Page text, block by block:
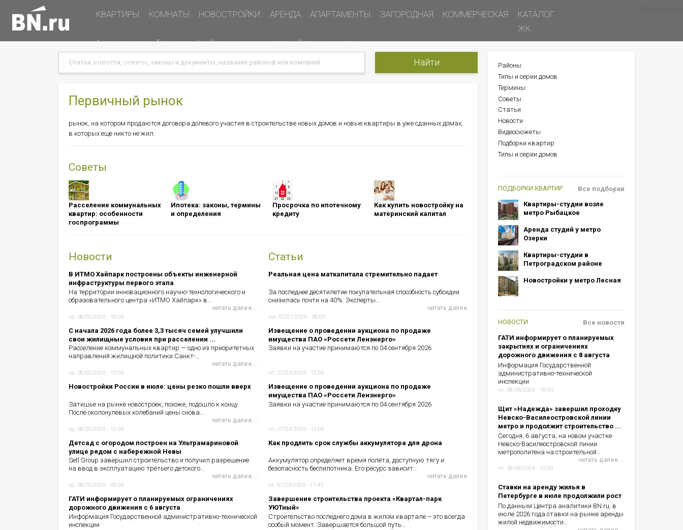
Основная
КВАРТИРЫ КОМНАТЫ НОВОСТРОЙКИ АРЕНДА АПАРТАМЕНТЫ ЗАГОРОДНАЯ КОММЕРЧЕСКАЯ
КАТАЛОГ
ЖК
Дополнительная
навигация
Акции и скидки База знаний Оценка недвижимости Статьи и новости
Меню
в
(справа)
Подать объявление
Search
Search
Первичный рынок
рынок, на котором продаются договора долевого участия в строительстве новых домов и новые квартиры в уже сданных домах,
в которых еще никто не жил.
Советы
Расселение коммунальных
квартир: особенности
госпрограммы
Ипотека: ​​​​​​​законы, термины
и определения
Просрочка по ипотечному
кредиту
Как купить новостройку на
материнский капитал
Новости
В ИТМО Хайпарк построены объекты инженерной
инфраструктуры первого этапа
На территории инновационного научно-технологического и
образовательного центра «ИТМО Хайпарк» в…
читать далее...
ср, 08/05/2026 - 18:00
С начала 2026 года более 3,3 тысяч семей улучшили
свои жилищные условия при расселении ...
Расселение коммунальных квартир — одно из приоритетных
направлений жилищной политики Санкт-…
читать далее...
ср, 08/05/2026 - 15:00
Новостройки России в июле: цены резко пошли вверх
Затишье на рынке новостроек, похоже, подошло к концу.
После околонулевых колебаний цены снова…
читать далее...
ср, 08/05/2026 - 12:00
Детсад с огородом построен на Ультрамариновой
улице рядом с набережной Невы
Setl Group завершил строительство и получил разрешение
на ввод в эксплуатацию третьего детского…
читать далее...
ср, 08/05/2026 - 09:00
ГАТИ информирует о планируемых ограничениях
дорожного движения с 6 августа
Информация Государственной административно-технической
инспекции
Статьи
Реальная цена маткапитала стремительно падает
За последнее десятилетие покупательная способность субсидии
снизилась почти на 40%. Эксперты…
читать далее
пн, 07/27/2026 - 08:00
Извещение о проведении аукциона по продаже
имущества ПАО «Россети Ленэнерго»
Заявки на участие принимаются по 04 сентября 2026
пт, 07/24/2026 - 12:00
Извещение о проведении аукциона по продаже
имущества ПАО «Россети Ленэнерго»
Заявки на участие принимаются по 04 сентября 2026
пт, 07/24/2026 - 12:00
Как продлить срок службы аккумулятора для дрона
Аккумулятор определяет время полёта, доступную тягу и
безопасность беспилотника. Его ресурс зависит…
читать далее
чт, 07/23/2026 - 11:45
Завершение строительства проекта «Квартал-парк
УЮТный»
Строительство последнего дома в жилом квартале – это всегда
особый момент. Завершается большой путь…
БОКОВОЕ
МЕНЮ
Районы
Типы и серии домов
Термины
Советы
Статьи
Новости
Видеосюжеты
Подборки квартир
Типы и серии домов
ПОДБОРКИ КВАРТИР
Квартиры-студии возле
метро Рыбацкое
Аренда студий у метро
Озерки
Квартиры-студии в
Петроградском районе
Новостройки у метро Лесная
Все подборки
НОВОСТИ
ГАТИ информирует о планируемых
закрытиях и ограничениях
дорожного движения с 8 августа
Информация Государственной
административно-технической
инспекции
чт, 08/06/2026 - 18:00
Щит «Надежда» завершил проходку
Невско-Василеостровской линии
метро и продолжит строительство ...
Сегодня, 6 августа, на новом участке
Невско-Василеостровской линии
метрополитена на строительной…
читать далее...
чт, 08/06/2026 - 15:00
Ставки на аренду жилья в
Петербурге в июле продолжили рост
По данным Центра аналитики BN.ru, в
июле 2026 года ставки на рынке аренды
жилой недвижимости…
Все новости